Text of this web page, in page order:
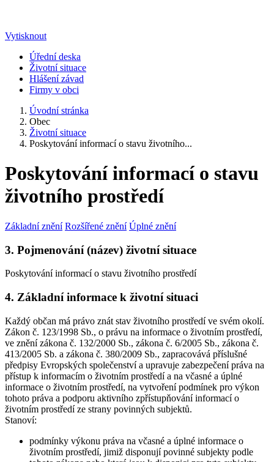
Vytisknout
Úřední deska
Životní situace
Hlášení závad
Firmy v obci
Úvodní stránka
Obec
Životní situace
Poskytování informací o stavu životního...
Poskytování informací o stavu
životního prostředí
Základní znění Rozšířené znění Úplné znění
3. Pojmenování (název) životní situace
Poskytování informací o stavu životního prostředí
4. Základní informace k životní situaci
Každý občan má právo znát stav životního prostředí ve svém okolí.
Zákon č. 123/1998 Sb., o právu na informace o životním prostředí,
ve znění zákona č. 132/2000 Sb., zákona č. 6/2005 Sb., zákona č.
413/2005 Sb. a zákona č. 380/2009 Sb., zapracovává příslušné
předpisy Evropských společenství a upravuje zabezpečení práva na
přístup k informacím o životním prostředí a na včasné a úplné
informace o životním prostředí, na vytvoření podmínek pro výkon
tohoto práva a podporu aktivního zpřístupňování informací o
životním prostředí ze strany povinných subjektů.
Stanoví:
podmínky výkonu práva na včasné a úplné informace o
životním prostředí, jimiž disponují povinné subjekty podle